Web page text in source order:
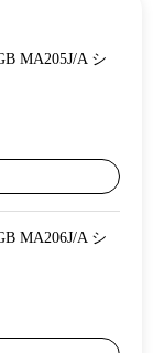
MA205J/A シ
MA206J/A シ